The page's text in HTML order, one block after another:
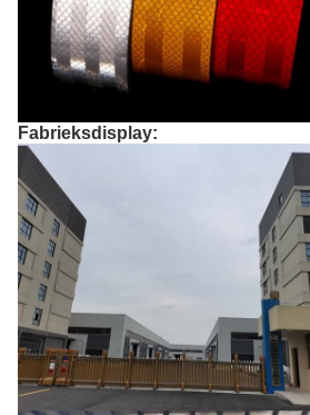
Fabrieksdisplay: